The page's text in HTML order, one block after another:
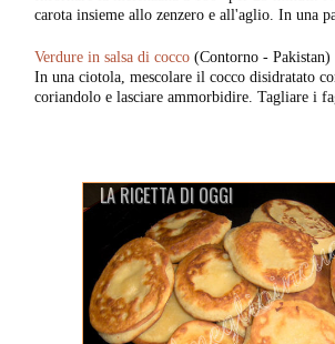
carota insieme allo zenzero e all'aglio. In una
Verdure in salsa di cocco (Contorno - Pakistan)
In una ciotola, mescolare il cocco disidratato
coriandolo e lasciare ammorbidire. Tagliare i
LA RICETTA DI OGGI